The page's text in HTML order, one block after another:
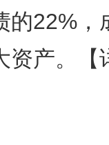
的22%，
产。